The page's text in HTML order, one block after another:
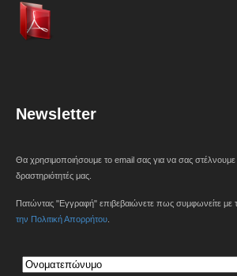
Newsletter
Θα χρησιμοποιήσουμε το email σας για να σας στέλνουμε
δραστηριότητές μας.
Πατώντας "Εγγραφή" επιβεβαιώνετε πως συμφωνείτε με
την Πολιτική Απορρήτου